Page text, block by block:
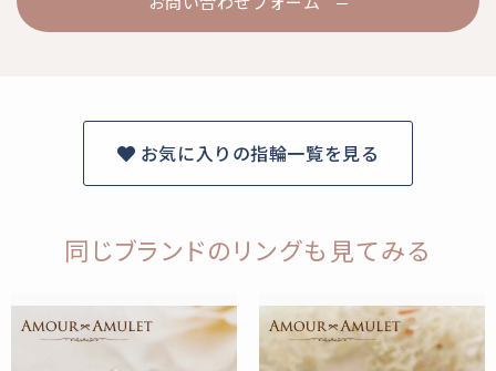
お気に入りの指輪一覧を見る
同じブランドのリングも見てみる